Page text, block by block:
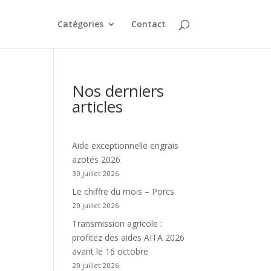
Catégories Contact
Nos derniers
articles
Aide exceptionnelle engrais
azotés 2026
30 juillet 2026
Le chiffre du mois – Porcs
20 juillet 2026
Transmission agricole :
profitez des aides AITA 2026
avant le 16 octobre
20 juillet 2026